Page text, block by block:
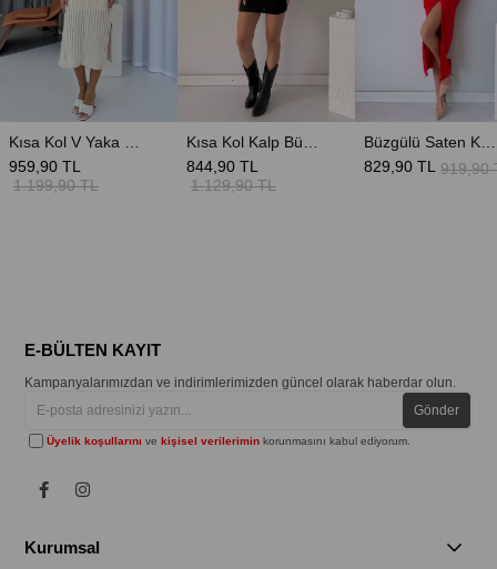
959,90 TL
1.199,90 TL
844,90 TL
1.129,90 TL
829,90 TL 919,90
E-BÜLTEN KAYIT
Kampanyalarımızdan ve indirimlerimizden güncel olarak haberdar olun.
Gönder
Üyelik koşullarını vekişisel verilerimin korunmasını kabul ediyorum.
Kurumsal